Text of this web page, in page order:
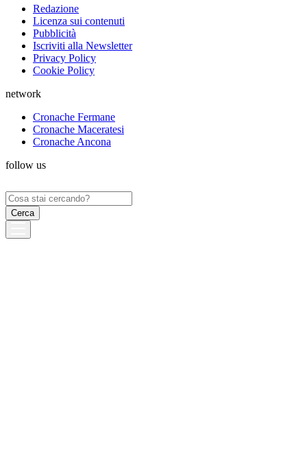
Redazione
Licenza sui contenuti
Pubblicità
Iscriviti alla Newsletter
Privacy Policy
Cookie Policy
network
Cronache Fermane
Cronache Maceratesi
Cronache Ancona
follow us
Ricerca
per: